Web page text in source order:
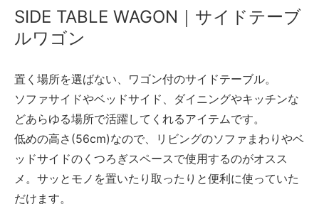
SIDE TABLE WAGON｜サイドテーブ
ルワゴン
置く場所を選ばない、ワゴン付のサイドテーブル。
ソファサイドやベッドサイド、ダイニングやキッチンな
どあらゆる場所で活躍してくれるアイテムです。
低めの高さ(56cm)なので、リビングのソファまわりやベ
ッドサイドのくつろぎスペースで使用するのがオスス
メ。サッとモノを置いたり取ったりと便利に使っていた
だけます。